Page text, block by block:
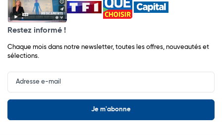
Restez informé !
Chaque mois dans notre newsletter, toutes les offres, nouveautés et
sélections.
Input
Newsletter